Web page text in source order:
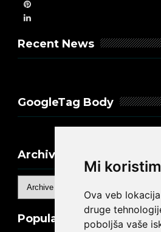
Mi
Ova veb
druge
poboljša vaše
Recent News
GoogleTag Body
Archive
Popular Posts